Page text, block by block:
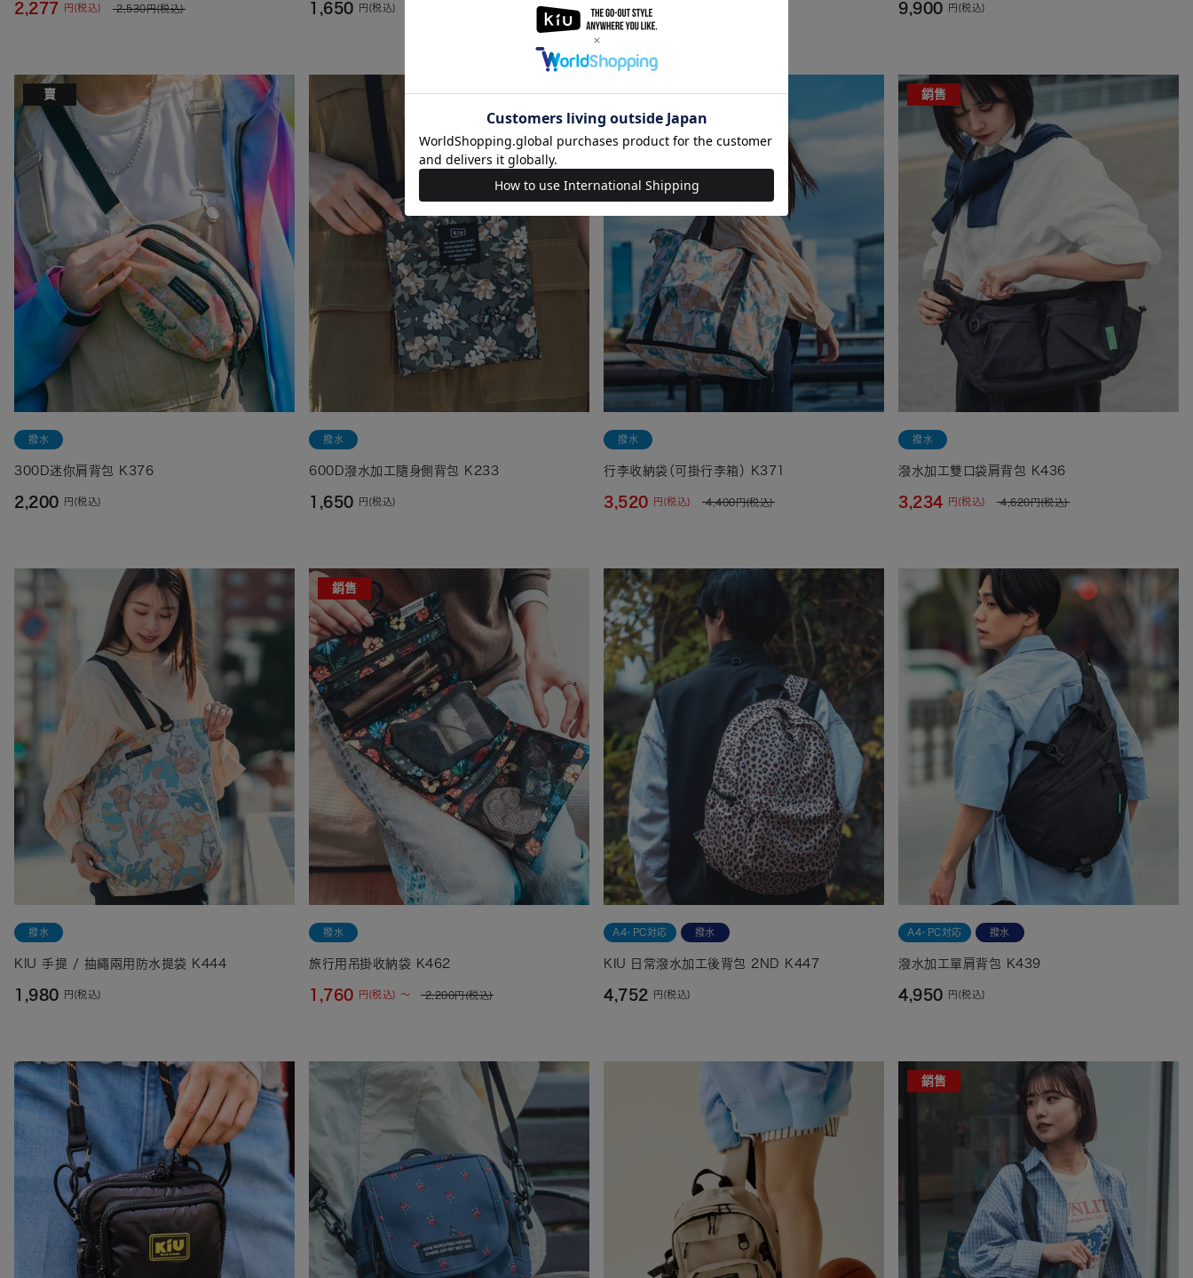
2,277 円(税込) 2,530円(税込) 1,650 円(税込) 770 円(税込) 9,900 円(税込)
賣
撥水
300D迷你肩背包 K376
2,200 円(税込)
撥水
600D潑水加工隨身側背包 K233
1,650 円(税込)
銷售
撥水
行李收納袋（可掛行李箱） K371
3,520 円(税込) 4,400円(税込)
銷售
撥水
潑水加工雙口袋肩背包 K436
3,234 円(税込) 4,620円(税込)
撥水
KIU 手提 / 抽繩兩用防水提袋 K444
1,980 円(税込)
銷售
撥水
旅行用吊掛收納袋 K462
1,760 円(税込) ～ 2,200円(税込)
A4・PC対応 撥水
KIU 日常潑水加工後背包 2ND K447
4,752 円(税込)
A4・PC対応 撥水
潑水加工單肩背包 K439
4,950 円(税込)
銷售